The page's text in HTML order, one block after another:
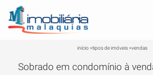
início>tipos de imóveis>vendas
Sobrado em condomínio à